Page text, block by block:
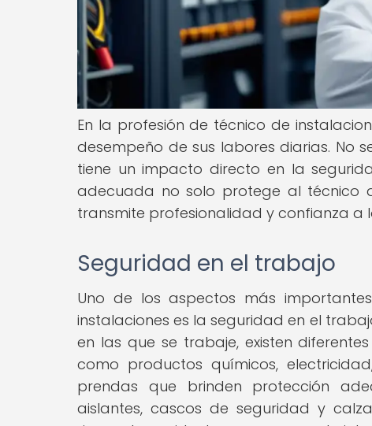
En la profesión de técnico de
desempeño de sus labores diarias. No
tiene un impacto directo en la
adecuada no solo protege al técnico
transmite profesionalidad y confianza a
Seguridad en el trabajo
Uno de los aspectos más
instalaciones es la seguridad en el
en las que se trabaje, existen
como productos químicos,
prendas que brinden protección
aislantes, cascos de seguridad y